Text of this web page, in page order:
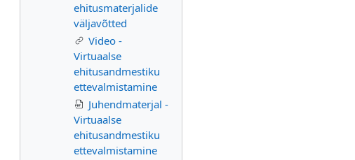
ehitusmaterjalide
väljavõtted
Video -
Virtuaalse
ehitusandmestiku
ettevalmistamine
Juhendmaterjal -
Virtuaalse
ehitusandmestiku
ettevalmistamine